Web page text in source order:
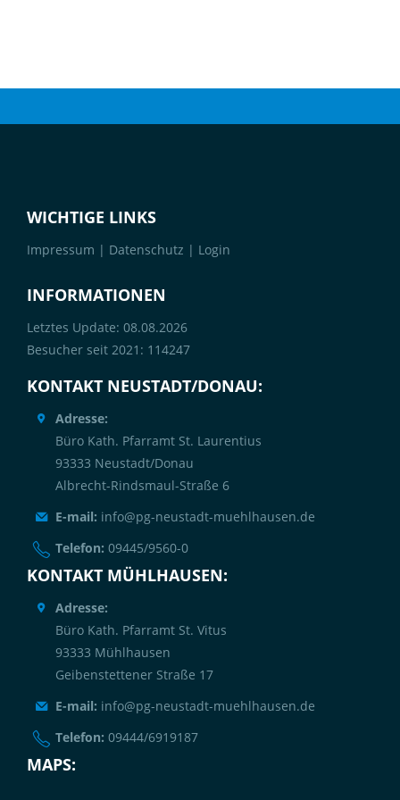
WICHTIGE LINKS
Impressum | Datenschutz | Login
INFORMATIONEN
Letztes Update: 08.08.2026
Besucher seit 2021: 114247
KONTAKT NEUSTADT/DONAU:
Adresse:
Büro Kath. Pfarramt St. Laurentius
93333 Neustadt/Donau
Albrecht-Rindsmaul-Straße 6
E-mail: info@pg-neustadt-muehlhausen.de
Telefon: 09445/9560-0
KONTAKT MÜHLHAUSEN:
Adresse:
Büro Kath. Pfarramt St. Vitus
93333 Mühlhausen
Geibenstettener Straße 17
E-mail: info@pg-neustadt-muehlhausen.de
Telefon: 09444/6919187
MAPS: